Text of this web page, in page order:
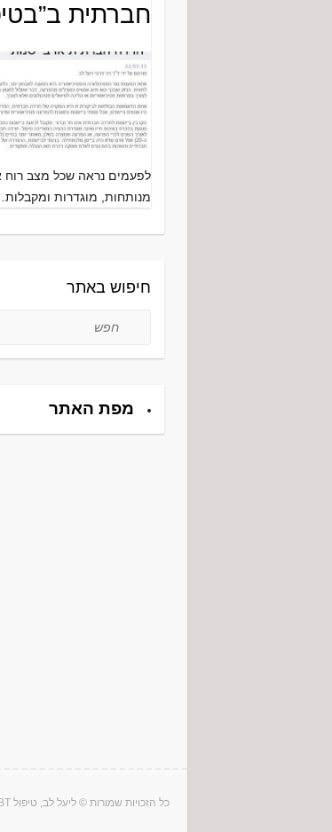
חברתית
לפעמים נראה שכל מצב רוח
מנותחות, מוגדרות ומקבלות…
חיפוש באתר
מפת האתר
כל הזכויות שמורות © ליעל לב, טיפול CBT בשרון |